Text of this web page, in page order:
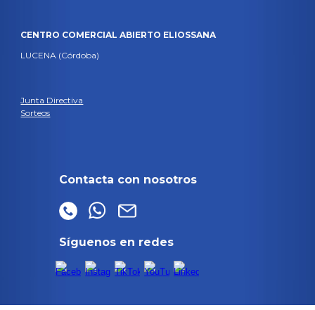
CENTRO COMERCIAL ABIERTO ELIOSSANA
LUCENA (Córdoba)
Junta Directiva
Sorteos
Contacta con nosotros
Síguenos en redes